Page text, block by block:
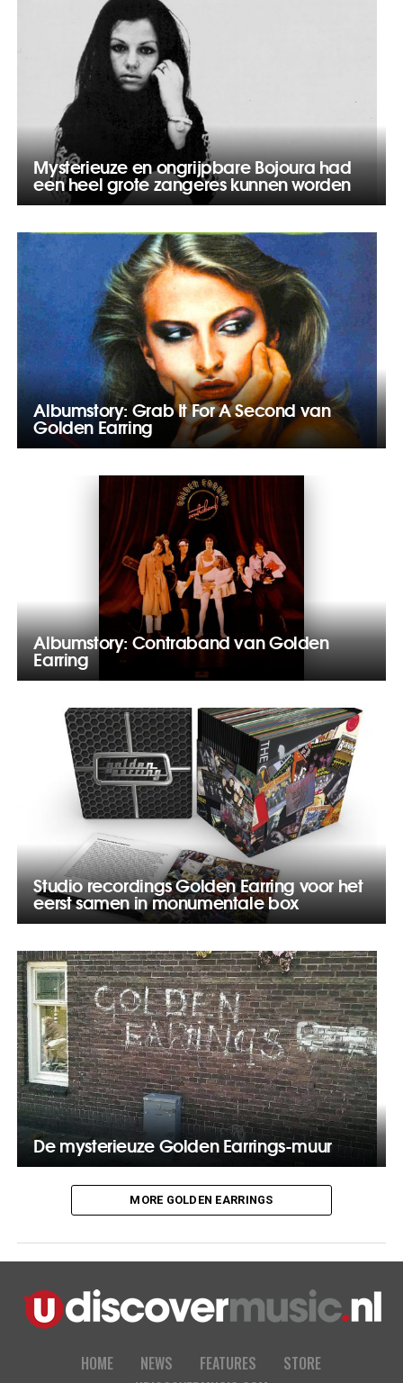
Mysterieuze en ongrijpbare Bojoura had
een heel grote zangeres kunnen worden
Albumstory: Grab It For A Second van
Golden Earring
Albumstory: Contraband van Golden
Earring
Studio recordings Golden Earring voor het
eerst samen in monumentale box
De mysterieuze Golden Earrings-muur
MORE GOLDEN EARRINGS
HOME NEWS FEATURES
STORE